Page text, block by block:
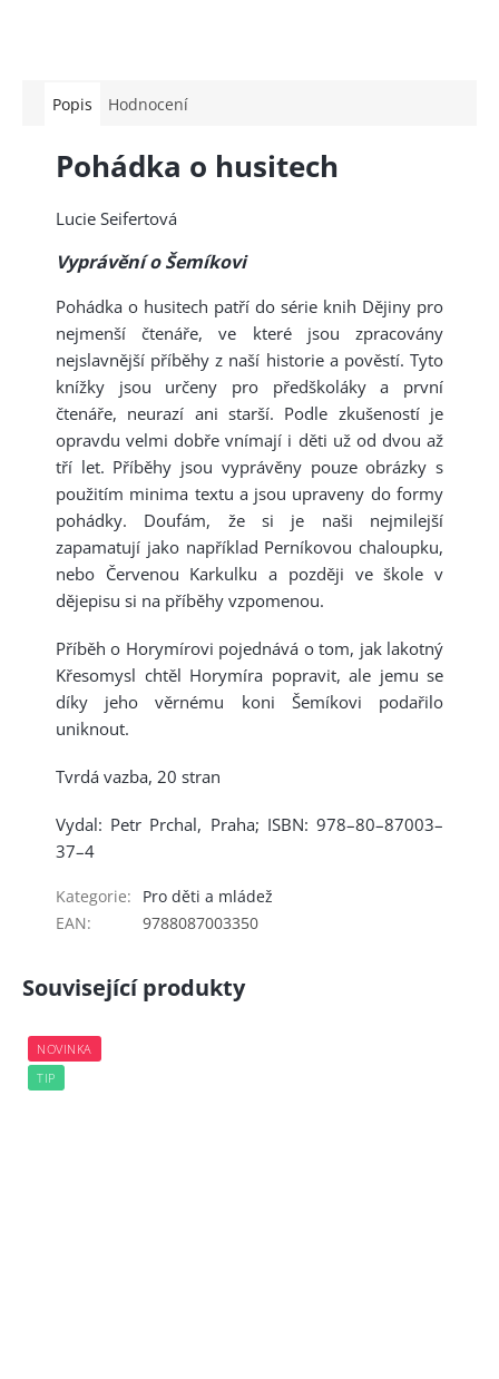
Popis Hodnocení
Pohádka o husitech
Lucie Seifertová
Vyprávění o Šemíkovi
Pohádka o husitech patří do série knih Dějiny pro
nejmenší čtenáře, ve které jsou zpracovány
nejslavnější příběhy z naší historie a pověstí. Tyto
knížky jsou určeny pro předškoláky a první
čtenáře, neurazí ani starší. Podle zkušeností je
opravdu velmi dobře vnímají i děti už od dvou až
tří let. Příběhy jsou vyprávěny pouze obrázky s
použitím minima textu a jsou upraveny do formy
pohádky. Doufám, že si je naši nejmilejší
zapamatují jako například Perníkovou chaloupku,
nebo Červenou Karkulku a později ve škole v
dějepisu si na příběhy vzpomenou.
Příběh o Horymírovi pojednává o tom, jak lakotný
Křesomysl chtěl Horymíra popravit, ale jemu se
díky jeho věrnému koni Šemíkovi podařilo
uniknout.
Tvrdá vazba, 20 stran
Vydal: Petr Prchal, Praha; ISBN: 978–80–87003–
37–4
Kategorie:
Pro děti a mládež
EAN: 9788087003350
Související produkty
NOVINKA
TIP